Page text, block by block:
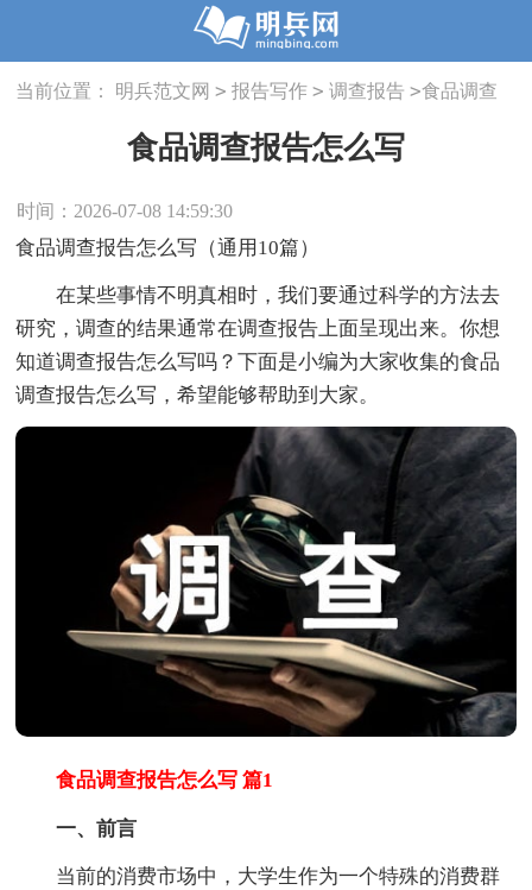
当前位置： 明兵范文网 > 报告写作 > 调查报告 >食品调查
食品调查报告怎么写
时间：2026-07-08 14:59:30
食品调查报告怎么写（通用10篇）
在某些事情不明真相时，我们要通过科学的方法去
研究，调查的结果通常在调查报告上面呈现出来。你想
知道调查报告怎么写吗？下面是小编为大家收集的食品
调查报告怎么写，希望能够帮助到大家。
食品调查报告怎么写 篇1
一、前言
当前的消费市场中，大学生作为一个特殊的消费群